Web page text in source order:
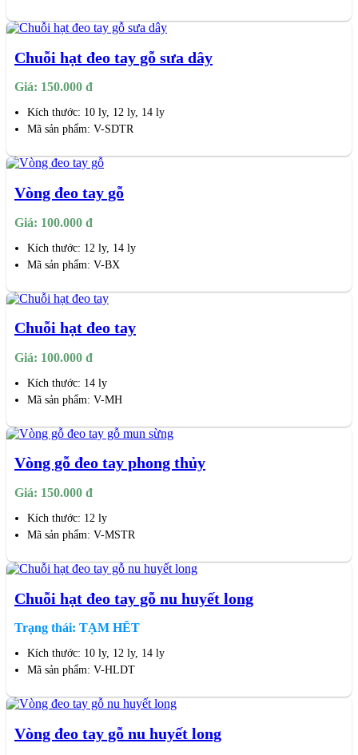
Chuỗi hạt đeo tay gỗ sưa dây
Giá: 150.000 đ
Kích thước: 10 ly, 12 ly, 14 ly
Mã sản phẩm: V-SDTR
Vòng đeo tay gỗ
Giá: 100.000 đ
Kích thước: 12 ly, 14 ly
Mã sản phẩm: V-BX
Chuỗi hạt đeo tay
Giá: 100.000 đ
Kích thước: 14 ly
Mã sản phẩm: V-MH
Vòng gỗ đeo tay phong thủy
Giá: 150.000 đ
Kích thước: 12 ly
Mã sản phẩm: V-MSTR
Chuỗi hạt đeo tay gỗ nu huyết long
Trạng thái: TẠM HẾT
Kích thước: 10 ly, 12 ly, 14 ly
Mã sản phẩm: V-HLDT
Vòng đeo tay gỗ nu huyết long